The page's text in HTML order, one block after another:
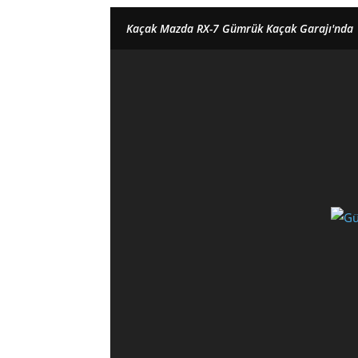
Kaçak Mazda RX-7 Gümrük Kaçak Garajı'nda